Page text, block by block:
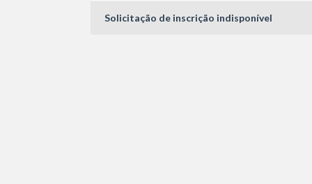
Solicitação de inscrição indisponível